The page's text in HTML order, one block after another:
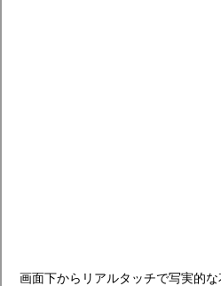
画面下からリアルタッチで写実的